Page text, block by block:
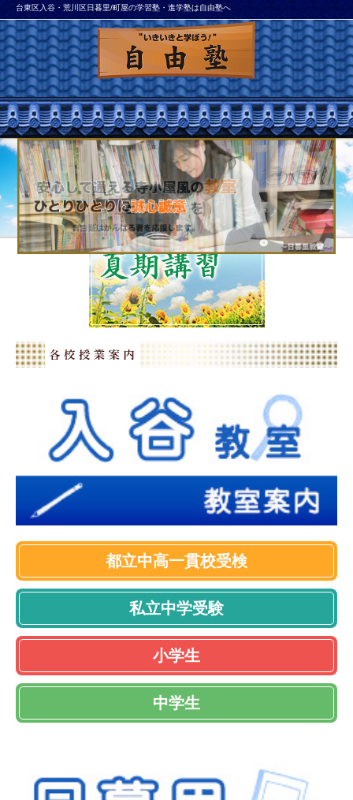
台東区入谷・荒川区日暮里/町屋の学習塾・進学塾は自由塾へ
都立中高一貫校受検
私立中学受験
小学生
中学生